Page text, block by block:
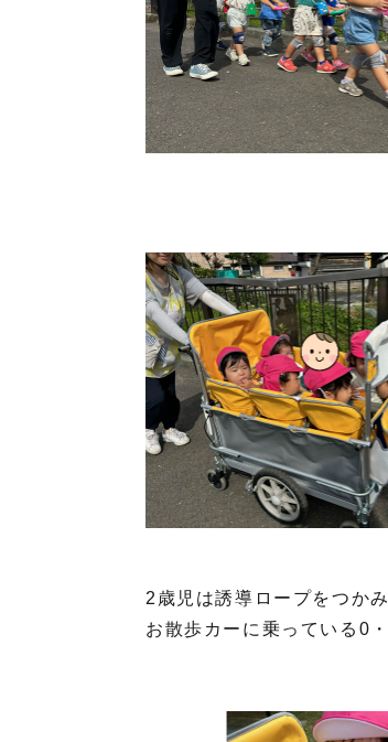
2歳児は誘導ロープをつか
お散歩カーに乗っている0